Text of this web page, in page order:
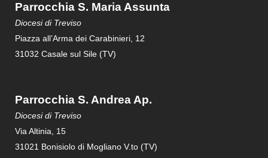
Parrocchia S. Maria Assunta
Diocesi di Treviso
Piazza all’Arma dei Carabinieri, 12
31032 Casale sul Sile (TV)
Parrocchia S. Andrea Ap.
Diocesi di Treviso
Via Altinia, 15
31021 Bonisiolo di Mogliano V.to (TV)